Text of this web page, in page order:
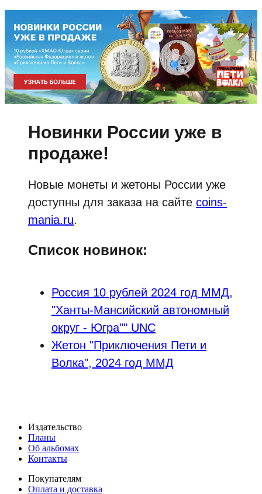
Новинки России уже в
продаже!
Новые монеты и жетоны России уже
доступны для заказа на сайте coins-
mania.ru.
Список новинок:
Россия 10 рублей 2024 год ММД,
"Ханты-Мансийский автономный
округ - Югра"" UNC
Жетон "Приключения Пети и
Волка", 2024 год ММД
Издательство
Планы
Об альбомах
Контакты
Покупателям
Оплата и доставка